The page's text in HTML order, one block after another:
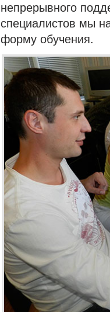
непрерывного
специалистов мы
форму обучения.